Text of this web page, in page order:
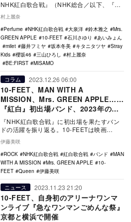
NHK紅白歌合戦』（NHK総合／以下、『紅
ー…
村上麗奈
Perfume
NHK紅白歌合戦 大泉洋 鈴木雅之
Mrs.
GREEN APPLE
10-FEET 石川さゆり
あいみょん
milet
藤井フミヤ 坂本冬美 キタニタツヤ
Stray
Kids
櫻坂46 三山ひろし
村上麗奈
BE:FIRST
MISAMO
コラム 2023.12.26 06:00
10-FEET、MAN WITH A
MISSION、Mrs. GREEN APPLE……
『紅白』初出場バンド、2023年の活
躍を振り返る
『NHK紅白歌合戦』に初出場を果たすバン
ドの活躍を振り返る。10-FEETは映画
『THE FIRST SLAM DUNK』のエン…
伊藤美咲
ROCK
NHK紅白歌合戦 紅白歌合戦 バンド
MAN
WITH A MISSION
Mrs. GREEN APPLE
10-
FEET
Queen 伊藤美咲
ニュース 2023.11.23 21:20
10-FEET、自身初のアリーナワンマ
ンライブ『急なワンマンごめんな祭』
京都と横浜で開催